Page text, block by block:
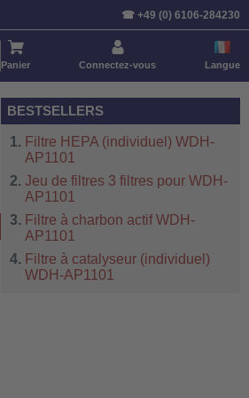
☎ +49 (0) 6106-284230
Panier Connectez-vous Langue
Prix Standardisé
BESTSELLERS
Filtre HEPA (individuel) WDH-
AP1101
Jeu de filtres 3 filtres pour WDH-
AP1101
Filtre à charbon actif WDH-
AP1101
Filtre à catalyseur (individuel)
WDH-AP1101